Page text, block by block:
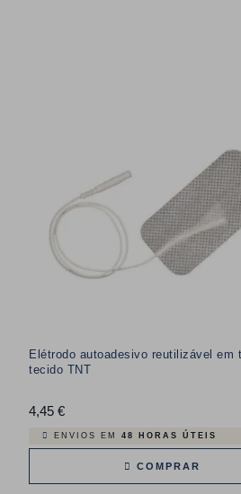
Elétrodo autoadesivo reutilizável em
tecido TNT
4,45 €Preço
ENVIOS EM 48 HORAS ÚTEIS
COMPRAR